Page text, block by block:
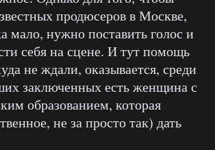
продюсеров в Москве,
мало, нужно поставить голос и
себя на сцене. И тут помощь
не ждали, оказывается, среди
заключенных есть женщина с
образованием, которая
не за просто так) дать